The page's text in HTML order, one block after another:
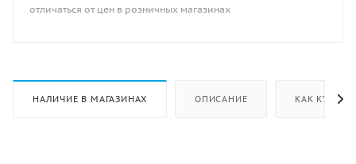
отличаться от цен в розничных магазинах
НАЛИЧИЕ В МАГАЗИНАХ ОПИСАНИЕ КАК КУПИТЬ